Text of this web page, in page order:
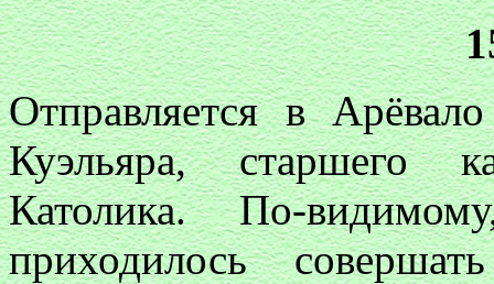
Отправляется в
Куэльяра, старшего
Католика. По-
приходилось